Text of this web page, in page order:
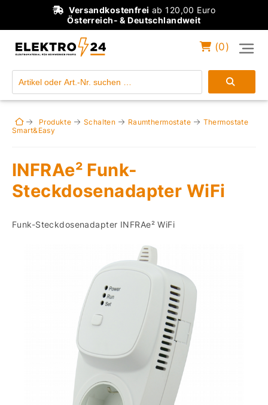
Versandkostenfrei ab 120,00 Euro
Österreich- & Deutschlandweit
Einloggen
(0)
Produkte Schalten Raumthermostate
Thermostate
Smart&Easy
INFRAe² Funk-
Steckdosenadapter WiFi
Funk-Steckdosenadapter INFRAe² WiFi